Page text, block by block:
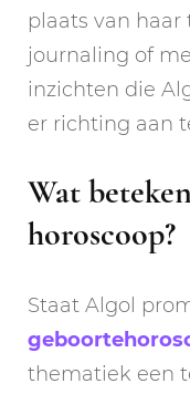
plaats van haar
journaling of
inzichten die
er richting aan
Wat
horoscoop?
Staat Algol
thematiek een